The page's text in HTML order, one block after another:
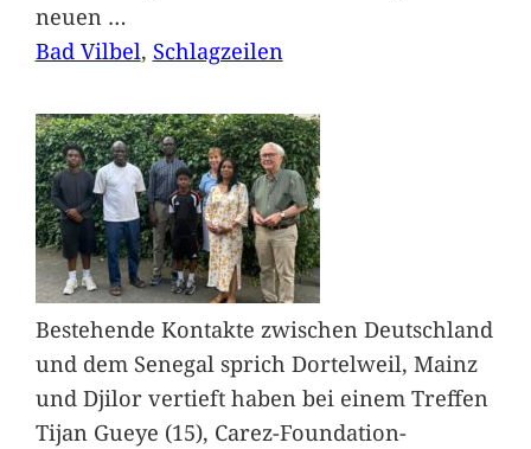
neuen …
Bad Vilbel, Schlagzeilen
Bestehende Kontakte zwischen Deutschland
und dem Senegal sprich Dortelweil, Mainz
und Djilor vertieft haben bei einem Treffen
Tijan Gueye (15), Carez-Foundation-